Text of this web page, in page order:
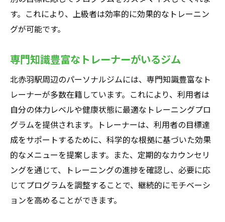
す。これにより、上級者は効率的に効果的なトレーニン
グが可能です。
専門知識豊富なトレーナーがいるジム
北赤羽駅周辺のパーソナルジムには、専門知識豊富なト
レーナーが多数在籍しています。これにより、利用者は
自分の体力レベルや健康状態に最適なトレーニングプロ
グラムを提供されます。トレーナーは、利用者の目標達
成をサポートするために、科学的な根拠に基づいた効果
的なメニューを提案します。また、定期的なカウンセリ
ングを通じて、トレーニングの進捗を確認し、必要に応
じてプログラムを調整することで、継続的にモチベーシ
ョンを高めることができます。